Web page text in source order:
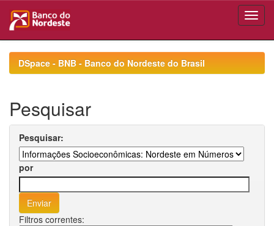
navigationDSpace - BNB - Banco do Nordeste do Brasil
Pesquisar
Pesquisar:
por
Filtros correntes: